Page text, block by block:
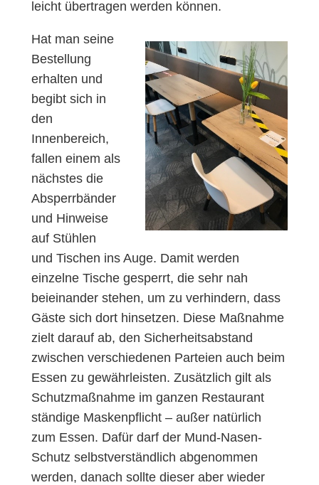
leicht übertragen werden können.
Hat man seine
Bestellung
erhalten und
begibt sich in
den
Innenbereich,
fallen einem als
nächstes die
Absperrbänder
und Hinweise
auf Stühlen
und Tischen ins Auge. Damit werden
einzelne Tische gesperrt, die sehr nah
beieinander stehen, um zu verhindern, dass
Gäste sich dort hinsetzen. Diese Maßnahme
zielt darauf ab, den Sicherheitsabstand
zwischen verschiedenen Parteien auch beim
Essen zu gewährleisten. Zusätzlich gilt als
Schutzmaßnahme im ganzen Restaurant
ständige Maskenpflicht – außer natürlich
zum Essen. Dafür darf der Mund-Nasen-
Schutz selbstverständlich abgenommen
werden, danach sollte dieser aber wieder